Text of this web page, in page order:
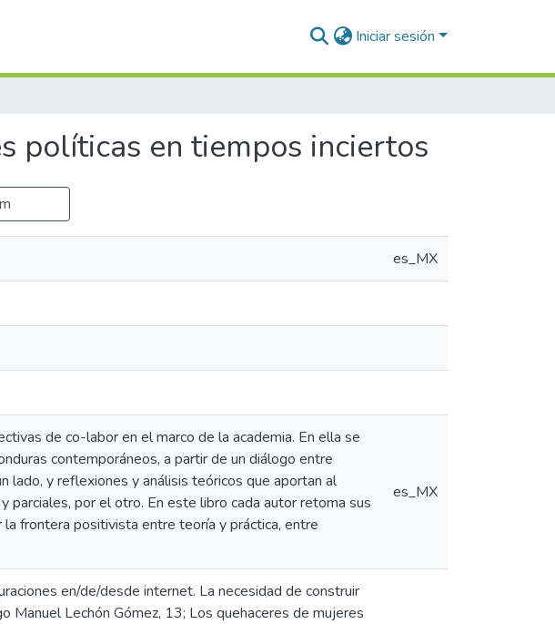
Iniciar sesión
políticas en tiempos inciertos
es_MX
de co-labor en el marco de la academia. En ella se
contemporáneos, a partir de un diálogo entre
lado, y reflexiones y análisis teóricos que aportan al
por el otro. En este libro cada autor retoma sus
frontera positivista entre teoría y práctica, entre
es_MX
en/de/desde internet. La necesidad de construir
Manuel Lechón Gómez, 13; Los quehaceres de mujeres